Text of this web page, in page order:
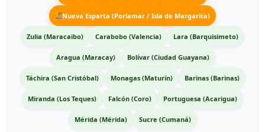
Nueva Esparta (Porlamar / Isla de Margarita)
Zulia (Maracaibo) Carabobo (Valencia) Lara (Barquisimeto)
Aragua (Maracay) Bolívar (Ciudad Guayana)
Táchira (San Cristóbal) Monagas (Maturín) Barinas (Barinas)
Miranda (Los Teques) Falcón (Coro) Portuguesa (Acarigua)
Mérida (Mérida) Sucre (Cumaná)